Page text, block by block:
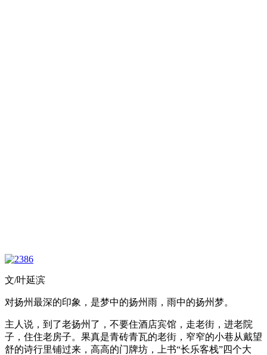
文/叶延滨
对扬州最深的印象，是梦中的扬州雨，雨中的扬州梦。
主人说，到了老扬州了，不要住酒店宾馆，走老街，进老院
子，住住老房子。果真是青砖青瓦的老街，窄窄的小巷从戴望
舒的诗行里铺过来，高高的门牌坊，上书“长乐客栈”四个大